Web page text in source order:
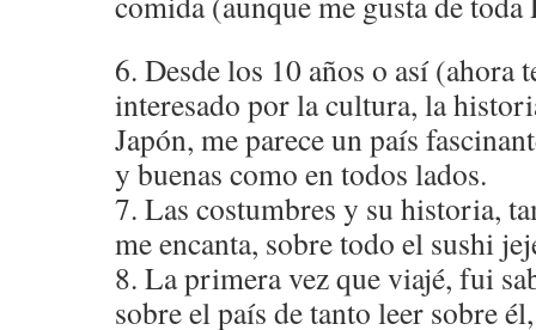
6. Desde los 10 años o así (ahora
interesado por la cultura, la
Japón, me parece un país
y buenas como en todos lados.
7. Las costumbres y su historia,
me encanta, sobre todo el sushi
8. La primera vez que viajé, fui
sobre el país de tanto leer sobre